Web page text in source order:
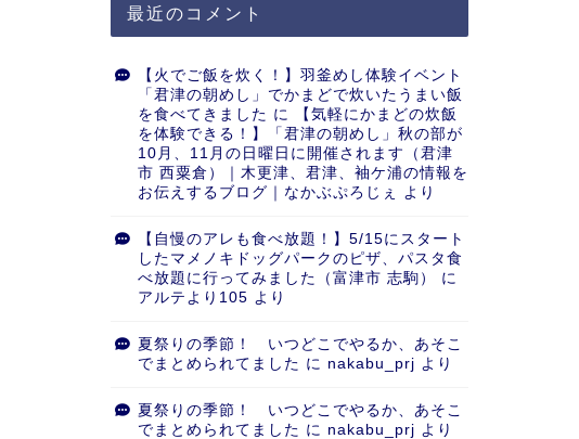
最近のコメント
【火でご飯を炊く！】羽釜めし体験イベント
「君津の朝めし」でかまどで炊いたうまい飯
を食べてきました に
【気軽にかまどの炊飯
を体験できる！】「君津の朝めし」秋の部が
10月、11月の日曜日に開催されます（君津
市 西粟倉）｜木更津、君津、袖ケ浦の情報を
お伝えするブログ｜なかぶぷろじぇ
より
【自慢のアレも食べ放題！】5/15にスタート
したマメノキドッグパークのピザ、パスタ食
べ放題に行ってみました（富津市 志駒）
に
アルテより105 より
夏祭りの季節！ いつどこでやるか、あそこ
でまとめられてました に nakabu_prj より
夏祭りの季節！ いつどこでやるか、あそこ
でまとめられてました に nakabu_prj より